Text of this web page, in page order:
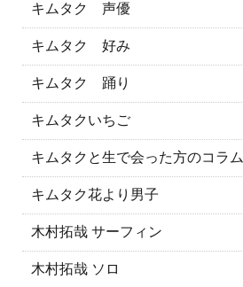
キムタク 声優
キムタク 好み
キムタク 踊り
キムタクいちご
キムタクと生で会った方のコラム
キムタク花より男子
木村拓哉 サーフィン
木村拓哉 ソロ